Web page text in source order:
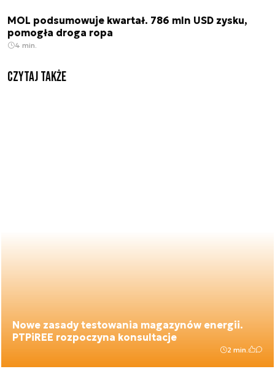
MOL podsumowuje kwartał. 786 mln USD zysku,
pomogła droga ropa
4 min.
Czytaj także
Nowe zasady testowania magazynów energii.
PTPiREE rozpoczyna konsultacje
2 min.